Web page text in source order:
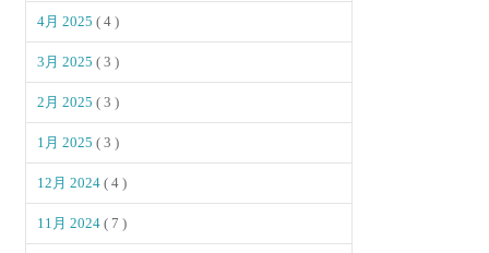
4月 2025( 4 )
3月 2025( 3 )
2月 2025( 3 )
1月 2025( 3 )
12月 2024( 4 )
11月 2024( 7 )